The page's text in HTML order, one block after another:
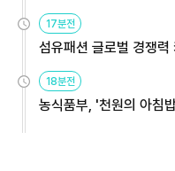
용해야
17분전
섬유패션 글로벌 경쟁
원
18분전
농식품부, '천원의 아침